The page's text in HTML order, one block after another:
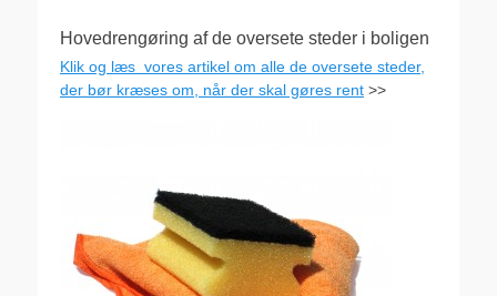
Hovedrengøring af de oversete steder i boligen
Klik og læs vores artikel om alle de oversete steder,
der bør kræses om, når der skal gøres rent >>